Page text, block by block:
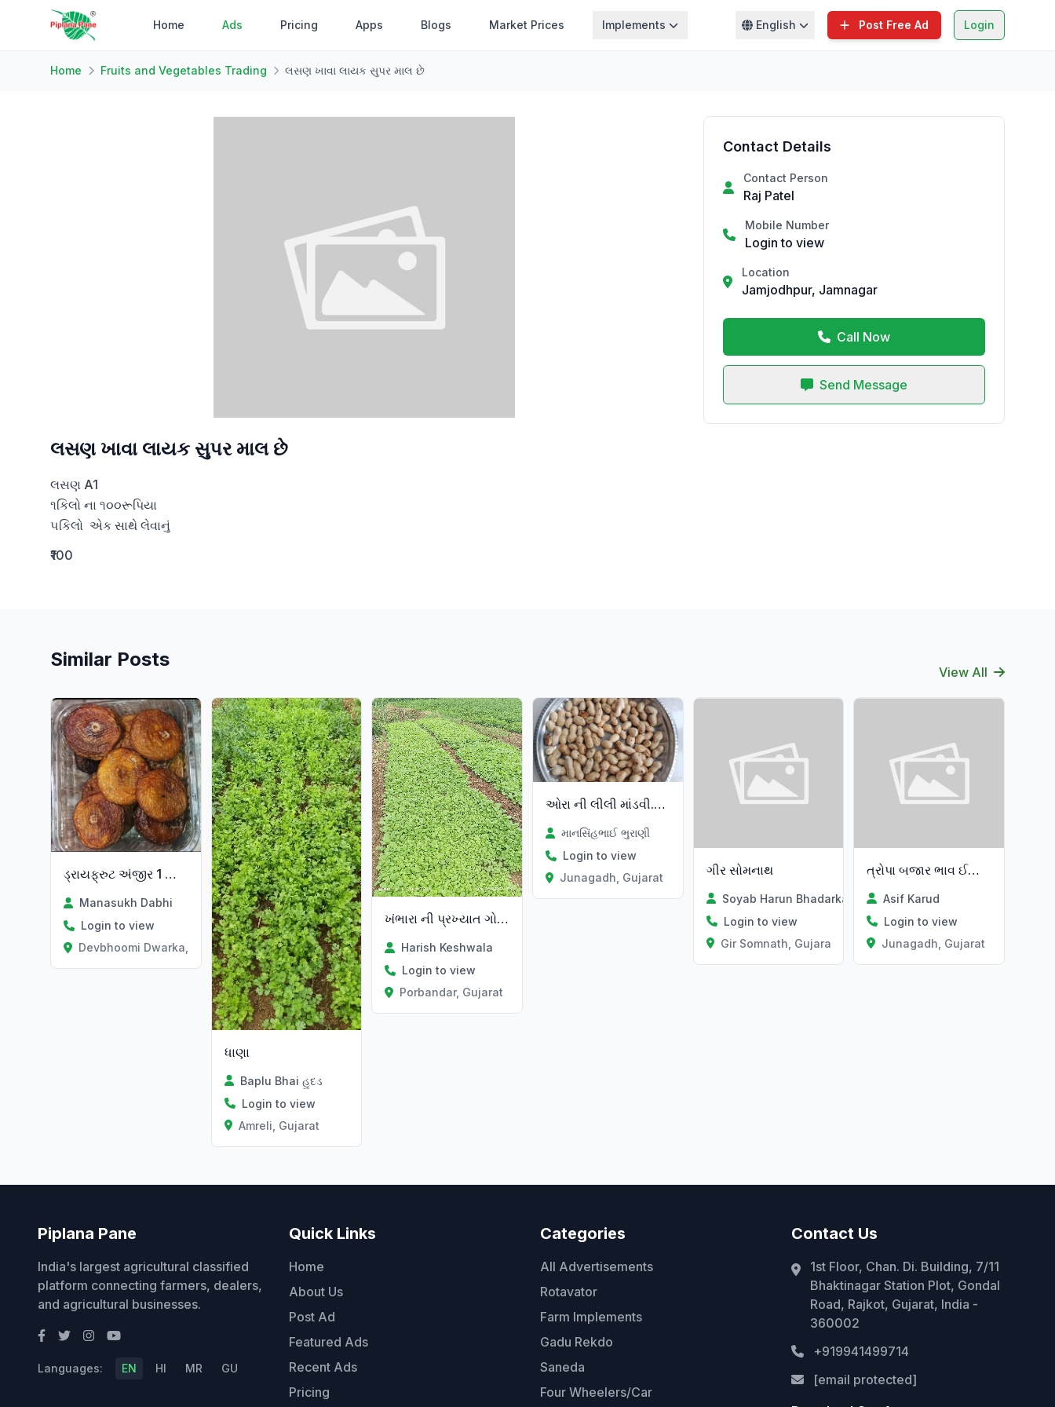
Home Ads Pricing Apps Blogs Market Prices Implements English Post Free Ad Login
Home Fruits and Vegetables Trading લસણ ખાવા લાયક સુપર માલ છે
લસણ ખાવા લાયક સુપર માલ છે
લસણ A1
૧કિલો ના ૧૦૦રૂપિયા
૫કિલો  એક સાથે લેવાનું
₹100
Contact Details
Contact Person
Raj Patel
Mobile Number
Login to view
Location
Jamjodhpur, Jamnagar
Call Now
Send Message
Similar Posts
View All
ડ્રાયફ્રુટ અંજીર 1 કિલો ના 1200
Manasukh Dabhi
Login to view
Devbhoomi Dwarka, Gujarat
ધાણા
Baplu Bhai હુદડ
Login to view
Amreli, Gujarat
ખંભારા ની પ્રખ્યાત ગોટી રીંગણ
Harish Keshwala
Login to view
Porbandar, Gujarat
ઓરા ની લીલી માંડવી.વેચવાની છે.
માનસિંહભાઈ ભુરાણી
Login to view
Junagadh, Gujarat
ગીર સોમનાથ
Soyab Harun Bhadarka
Login to view
Gir Somnath, Gujarat
ત્રોપા બજાર ભાવ ઈજારો એકભાવ
Asif Karud
Login to view
Junagadh, Gujarat
Piplana Pane
India's largest agricultural classified
platform connecting farmers, dealers,
and agricultural businesses.
Languages: EN HI MR GU
Quick Links
Home
About Us
Post Ad
Featured Ads
Recent Ads
Pricing
Categories
All Advertisements
Rotavator
Farm Implements
Gadu Rekdo
Saneda
Four Wheelers/Car
Contact Us
1st Floor, Chan. Di. Building, 7/11
Bhaktinagar Station Plot, Gondal
Road, Rajkot, Gujarat, India -
360002
+919941499714
[email protected]